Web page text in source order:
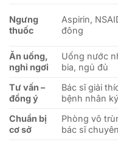
Ngưng
thuốc
Aspirin,
đông
Ăn uống,
nghỉ ngơi
Uống nước
bia, ngủ đủ
Tư vấn –
đồng ý
Bác sĩ giải
bệnh nhân
Chuẩn bị
cơ sở
Phòng vô
bác sĩ